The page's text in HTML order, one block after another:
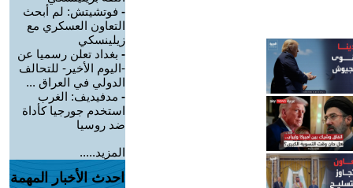
- فوتشيتش: لم أبحث
التعاون العسكري مع
زيلينسكي
- بغداد تعلن رسميا عن
-اليوم الأخير- للتحالف
الدولي في العراق ...
- مدفيديف: الغرب
استخدم جورجيا كأداة
ضد روسيا
المزيد.....
احدث الأخبار المهمة